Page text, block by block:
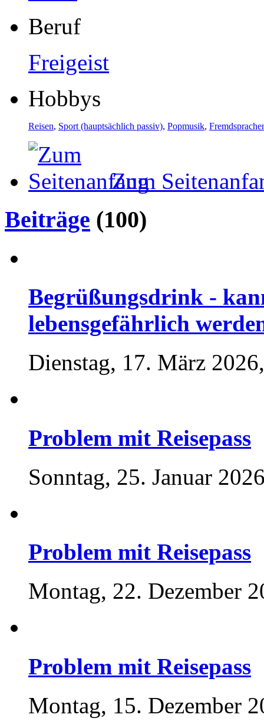
Beruf
Freigeist
Hobbys
Reisen, Sport (hauptsächlich passiv), Popmusik,
Zum
Beiträge (100)
Begrüßungsdrink -
lebensgefährlich
Dienstag, 17. März
Problem mit Reisepass
Sonntag, 25. Januar
Problem mit Reisepass
Montag, 22. Dezember
Problem mit Reisepass
Montag, 15. Dezember